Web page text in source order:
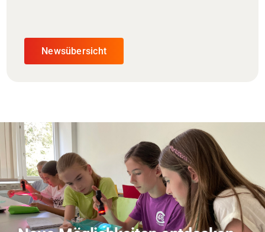
Newsübersicht